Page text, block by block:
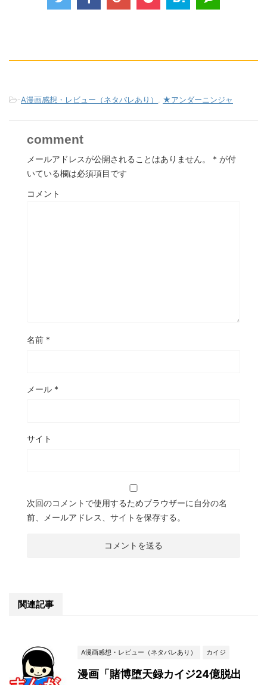
-A漫画感想・レビュー（ネタバレあり） ★アンダーニンジャ
comment
メールアドレスが公開されることはありません。 * が付
いている欄は必須項目です
コメント
名前 *
メール *
サイト
次回のコメントで使用するためブラウザーに自分の名
前、メールアドレス、サイトを保存する。
関連記事
A漫画感想・レビュー（ネタバレあり） カイジ
漫画「賭博堕天録カイジ24億脱出